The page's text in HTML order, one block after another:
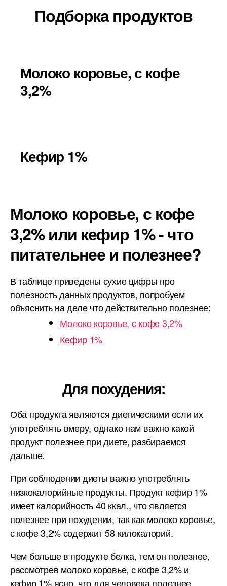
Подборка продуктов
Молоко коровье, с кофе
3,2%
Кефир 1%
Молоко коровье, с кофе
3,2% или кефир 1% - что
питательнее и полезнее?
В таблице приведены сухие цифры про
полезность данных продуктов, попробуем
объяснить на деле что действительно полезнее:
Молоко коровье, с кофе 3,2%
Кефир 1%
Для похудения:
Оба продукта являются диетическими если их
употреблять вмеру, однако нам важно какой
продукт полезнее при диете, разбираемся
дальше.
При соблюдении диеты важно употреблять
низкокалорийные продукты. Продукт кефир 1%
имеет калорийность 40 ккал., что является
полезнее при похудении, так как молоко коровье,
с кофе 3,2% содержит 58 килокалорий.
Чем больше в продукте белка, тем он полезнее,
рассмотрев молоко коровье, с кофе 3,2% и
кефир 1% ясно, что для человека полезнее